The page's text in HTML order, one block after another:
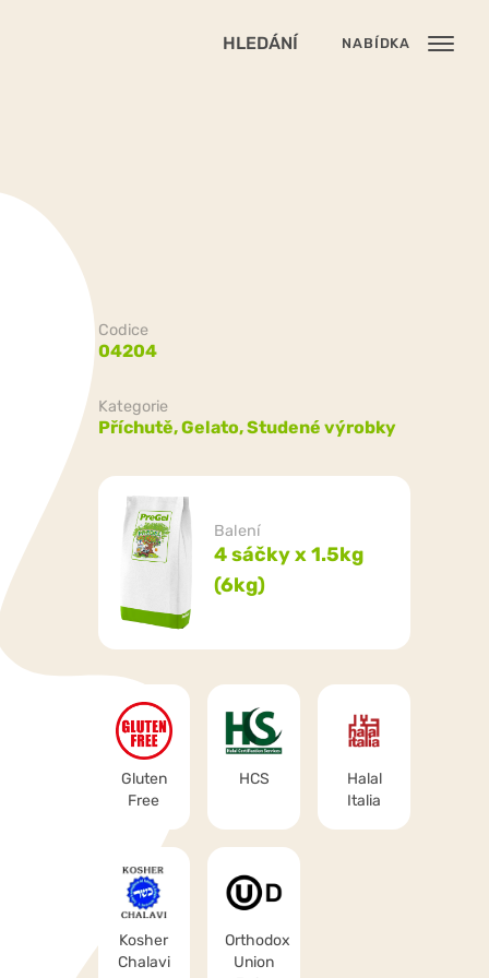
HLEDÁNÍ NABÍDKA
Codice
04204
Kategorie
Příchutě,Gelato,Studené výrobky
Balení
4 sáčky x 1.5kg
(6kg)
Gluten
Free
HCS
Halal
Italia
Kosher
Chalavi
Orthodox
Union